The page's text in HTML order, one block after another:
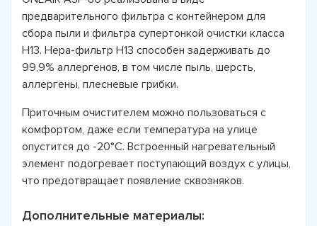
предварительного фильтра с контейнером для
сбора пыли и фильтра супертонкой очистки класса
Н13. Нера-фильтр Н13 способен задерживать до
99,9% аллергенов, в том числе пыль, шерсть,
аллергены, плесневые грибки.
Приточным очистителем можно пользоваться с
комфортом, даже если температура на улице
опустится до -20°C. Встроенный нагревательный
элемент подогревает поступающий воздух с улицы,
что предотвращает появление сквозняков.
Дополнительные материалы: